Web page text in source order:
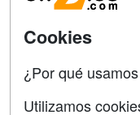
Contactar
Cookies
¿Por qué
Utilizamos